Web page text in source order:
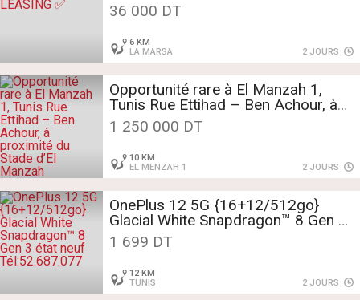
36 000 DT
6 KM
LA MARSA
2 JOURS
Opportunité rare à El Manzah 1,
Tunis Rue Ettihad – Ben Achour, à
proximité du Stade d’El Manzah
1 250 000 DT
10 KM
EL MENZAH 1
2 JOURS
OnePlus 12 5G {16+12/512go}
Glacial White Snapdragon™ 8 Gen 3
état neuf
Tél:52.687.077
1 699 DT
12 KM
TUNIS
2 JOURS